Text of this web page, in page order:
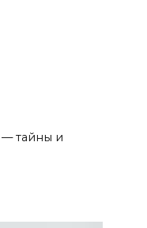
— тайны и